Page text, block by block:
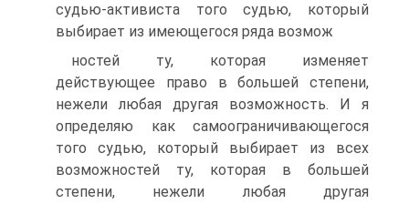
судью-активиста того судью, который
выбирает из имеющегося ряда возмож
ностей ту, которая изменяет
действующее право в большей степени,
нежели любая другая возможность. И я
определяю как самоограничивающегося
того судью, который выбирает из всех
возможностей ту, которая в большей
степени, нежели любая другая